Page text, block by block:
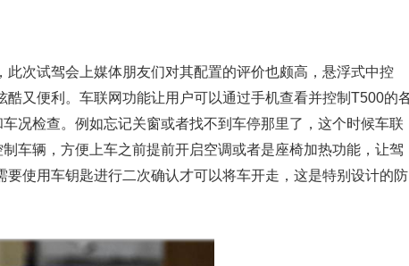
次试驾会上媒体朋友们对其配置的评价也颇高，悬浮式中控
又便利。车联网功能让用户可以通过手机查看并控制T500的
况检查。例如忘记关窗或者找不到车停那里了，这个时候车联
车辆，方便上车之前提前开启空调或者是座椅加热功能，让驾
使用车钥匙进行二次确认才可以将车开走，这是特别设计的防